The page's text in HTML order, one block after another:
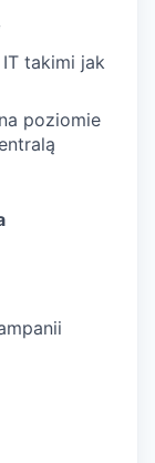
takimi jak
poziomie